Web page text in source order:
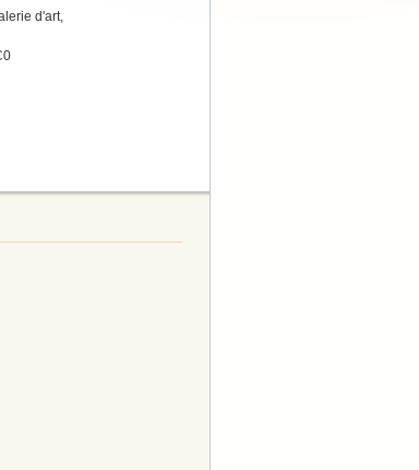
d'art,